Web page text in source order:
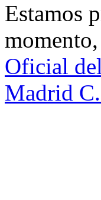
Estamos
Oficial
Madrid